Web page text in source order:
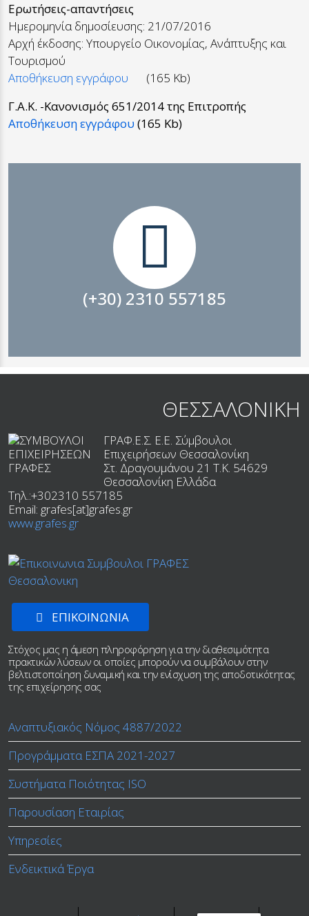
Ερωτήσεις-απαντήσεις
Ημερομηνία δημοσίευσης: 21/07/2016
Αρχή έκδοσης: Υπουργείο Οικονομίας, Ανάπτυξης και
Τουρισμού
Αποθήκευση εγγράφου
(165 Kb)
Γ.Α.Κ. -Κανονισμός 651/2014 της Επιτροπής
Αποθήκευση εγγράφου (165 Kb)
(+30) 2310 557185
ΕΠΙΚΟΙΝΩΝΙΑ
ΘΕΣΣΑΛΟΝΙΚΗ
ΓΡΑΦ.Ε.Σ. Ε.Ε. Σύμβουλοι
Επιχειρήσεων Θεσσαλονίκη
Στ. Δραγουμάνου 21 T.K. 54629
Θεσσαλονίκη Ελλάδα
Τηλ.:+302310 557185
Email: grafes[at]grafes.gr
www.grafes.gr
ΕΠΙΚΟΙΝΩΝΙΑ
Στόχος μας η άμεση πληροφόρηση για την διαθεσιμότητα
πρακτικών λύσεων οι οποίες μπορούν να συμβάλουν στην
βελτιστοποίηση δυναμική και την ενίσχυση της αποδοτικότητας
της επιχείρησης σας
Αναπτυξιακός Νόμος 4887/2022
Προγράμματα ΕΣΠΑ 2021-2027
Συστήματα Ποιότητας ISO
Παρουσίαση Εταιρίας
Υπηρεσίες
Ενδεικτικά Έργα